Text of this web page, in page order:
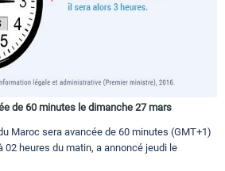
de 60 minutes le dimanche 27 mars
Maroc sera avancée de 60 minutes (GMT+1)
02 heures du matin, a annoncé jeudi le